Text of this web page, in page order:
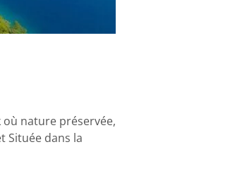
où nature préservée,
Située dans la